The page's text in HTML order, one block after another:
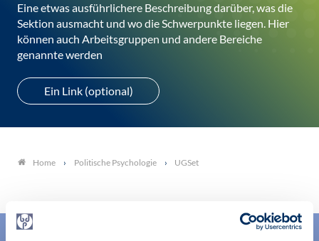
Eine etwas ausführlichere Beschreibung darüber, was die
Sektion ausmacht und wo die Schwerpunkte liegen. Hier
können auch Arbeitsgruppen und andere Bereiche
genannte werden
Ein Link (optional)
Home Politische Psychologie UGSet